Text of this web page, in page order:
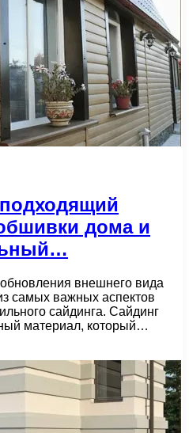
дома и
обновления внешнего вида
самых важных аспектов
сайдинга. Сайдинг
материал, который…